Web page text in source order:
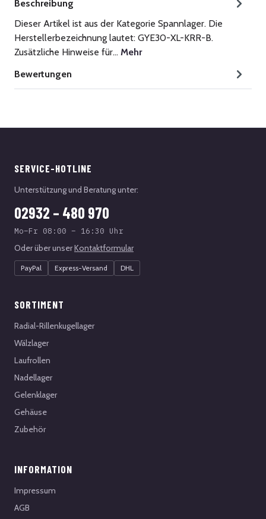
Beschreibung
Dieser Artikel ist aus der Kategorie Spannlager. Die
Herstellerbezeichnung lautet: GYE30-XL-KRR-B.
Zusätzliche Hinweise für… Mehr
Bewertungen
SERVICE-HOTLINE
Unterstützung und Beratung unter:
02932 – 480 970
Mo–Fr 08:00 – 16:30 Uhr
Oder über unserKontaktformular
PayPal Express-Versand DHL
SORTIMENT
Radial-Rillenkugellager
Wälzlager
Laufrollen
Nadellager
Gelenklager
Gehäuse
Zubehör
INFORMATION
Impressum
AGB